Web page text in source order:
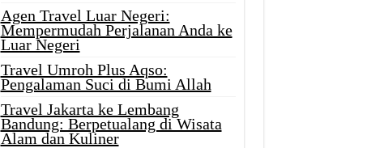
Agen Travel Luar Negeri:
Mempermudah Perjalanan Anda ke
Luar Negeri
Travel Umroh Plus Aqso:
Pengalaman Suci di Bumi Allah
Travel Jakarta ke Lembang
Bandung: Berpetualang di Wisata
Alam dan Kuliner